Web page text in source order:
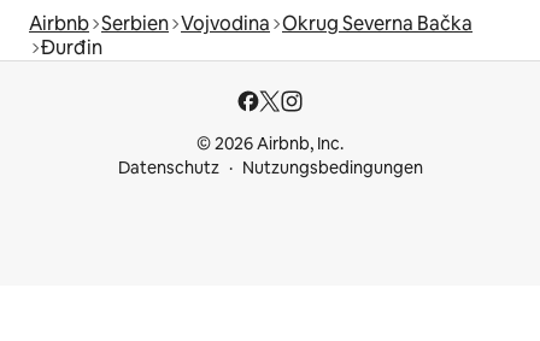
Airbnb Serbien Vojvodina Okrug Severna Bačka
Đurđin
© 2026 Airbnb, Inc.
Datenschutz
Nutzungsbedingungen